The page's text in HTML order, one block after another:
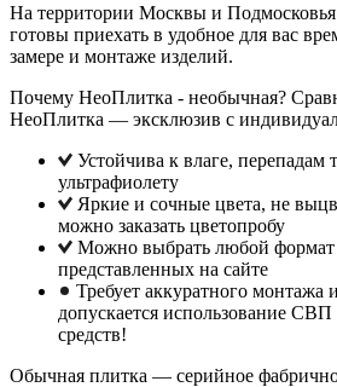
На территории Москвы и
готовы приехать в удобное для вас
замере и монтаже изделий.
Почему НеоПлитка - необычная?
НеоПлитка — эксклюзив с
Устойчива к влаге, перепадам
ультрафиолету
Яркие и сочные цвета, не
можно заказать цветопробу
Можно выбрать любой формат
представленных на сайте
Требует аккуратного монтажа
допускается использование
средств!
Обычная плитка — серийное